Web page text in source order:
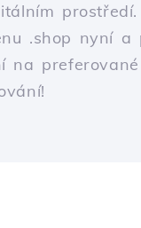
.shop nyní a
na